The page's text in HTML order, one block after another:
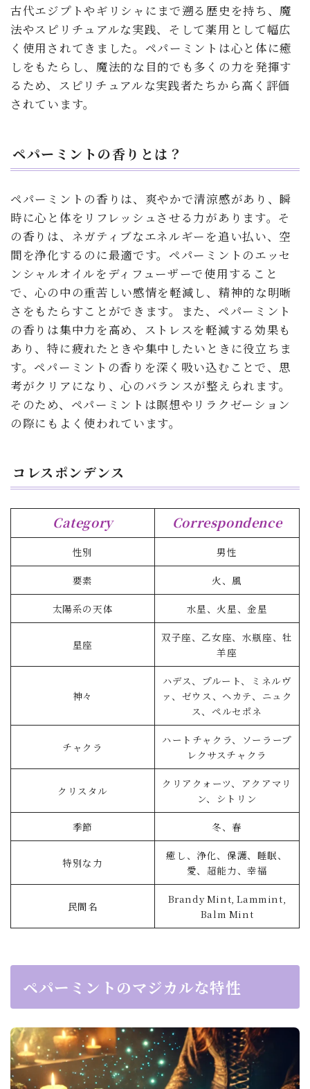
古代エジプトやギリシャにまで遡る歴史を持ち、魔
法やスピリチュアルな実践、そして薬用として幅広
く使用されてきました。ペパーミントは心と体に癒
しをもたらし、魔法的な目的でも多くの力を発揮す
るため、スピリチュアルな実践者たちから高く評価
されています。
ペパーミントの香りとは？
ペパーミントの香りは、爽やかで清涼感があり、瞬
時に心と体をリフレッシュさせる力があります。そ
の香りは、ネガティブなエネルギーを追い払い、空
間を浄化するのに最適です。ペパーミントのエッセ
ンシャルオイルをディフューザーで使用すること
で、心の中の重苦しい感情を軽減し、精神的な明晰
さをもたらすことができます。また、ペパーミント
の香りは集中力を高め、ストレスを軽減する効果も
あり、特に疲れたときや集中したいときに役立ちま
す。ペパーミントの香りを深く吸い込むことで、思
考がクリアになり、心のバランスが整えられます。
そのため、ペパーミントは瞑想やリラクゼーション
の際にもよく使われています。
コレスポンデンス
Category Correspondence
性別 男性
要素 火、風
太陽系の天体 水星、火星、金星
星座
双子座、乙女座、水瓶座、牡
羊座
神々
ハデス、プルート、ミネルヴ
ァ、ゼウス、ヘカテ、ニュク
ス、ペルセポネ
チャクラ
ハートチャクラ、ソーラープ
レクサスチャクラ
クリスタル
クリアクォーツ、アクアマリ
ン、シトリン
季節 冬、春
特別な力
癒し、浄化、保護、睡眠、
愛、超能力、幸福
民間名
Brandy Mint, Lammint,
Balm Mint
ペパーミントのマジカルな特性